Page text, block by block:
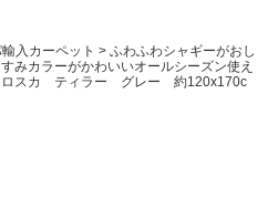
入カーペット > ふわふわシャギーがおし
みカラーがかわいいオールシーズン使え
ロスカ ティラー グレー 約120x170c